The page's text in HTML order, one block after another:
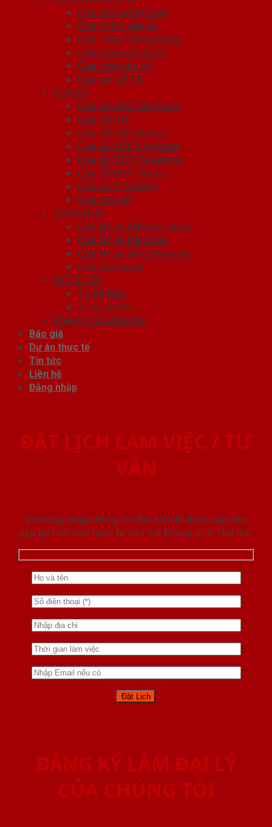
Cửa Gỗ Chống Cháy
Cửa nhôm vân gỗ
Cửa Thép Chống Cháy
Cửa thép Hàn Quốc
Cửa thép vân gỗ
Cửa vân gỗ 5D
CỬA GỖ
Cửa Gỗ ABS Hàn Quốc
Cửa Gỗ HDF
Cửa Gỗ HDF Veneer
Cửa Gỗ MDF Laminate
Cửa gỗ MDF Melamine
Cửa Gỗ MDF Veneer
Cửa Gỗ Tự Nhiên
Cửa vòm gỗ
CỬA NHỰA
Cửa Nhựa ABS Hàn Quốc
Cửa Nhựa Đài Loan
Cửa Nhựa Gỗ Composite
Cửa vòm nhựa
NỘI THẤT
Tủ Kệ Bếp
Tủ Quần Áo
Phụ kiện cửa nhà tắm
Báo giá
Dự án thực tế
Tin tức
Liên hệ
Đăng nhập
ĐẶT LỊCH LÀM VIỆC / TƯ
VẤN
Vui lòng nhập thông tin đặt lịch để được sắp xếp
gặp gỡ làm việc hoăc tư vấn mà không phải chờ đợi.
ĐĂNG KÝ LÀM ĐẠI LÝ
CỦA CHÚNG TÔI